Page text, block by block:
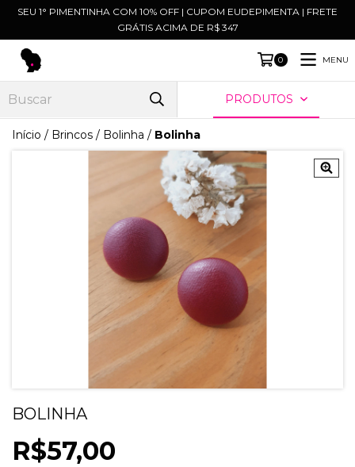
SEU 1° PIMENTINHA COM 10% OFF | CUPOM EUDEPIMENTA | FRETE
GRÁTIS ACIMA DE R$ 347
0 MENU
PRODUTOS
Início / Brincos / Bolinha / Bolinha
BOLINHA
R$57,00